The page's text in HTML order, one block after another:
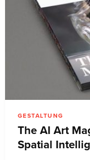
GESTALTUNG
The AI Art
Spatial